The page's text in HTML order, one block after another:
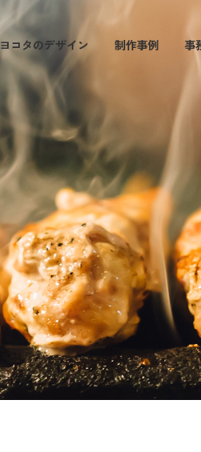
ヨコタのデザイン 制作事例 事